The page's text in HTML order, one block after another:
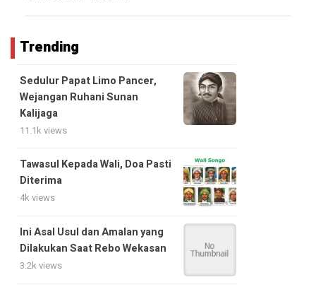
Trending
Sedulur Papat Limo Pancer,
Wejangan Ruhani Sunan
Kalijaga
11.1k views
Tawasul Kepada Wali, Doa Pasti
Diterima
4k views
Ini Asal Usul dan Amalan yang
Dilakukan Saat Rebo Wekasan
3.2k views